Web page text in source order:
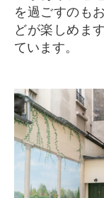
を過ごすのも
どが楽しめま
ています。